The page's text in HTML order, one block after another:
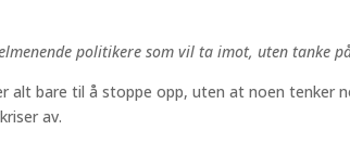
politikere som vil ta imot, uten tanke
alt bare til å stoppe opp, uten at noen tenker
av.